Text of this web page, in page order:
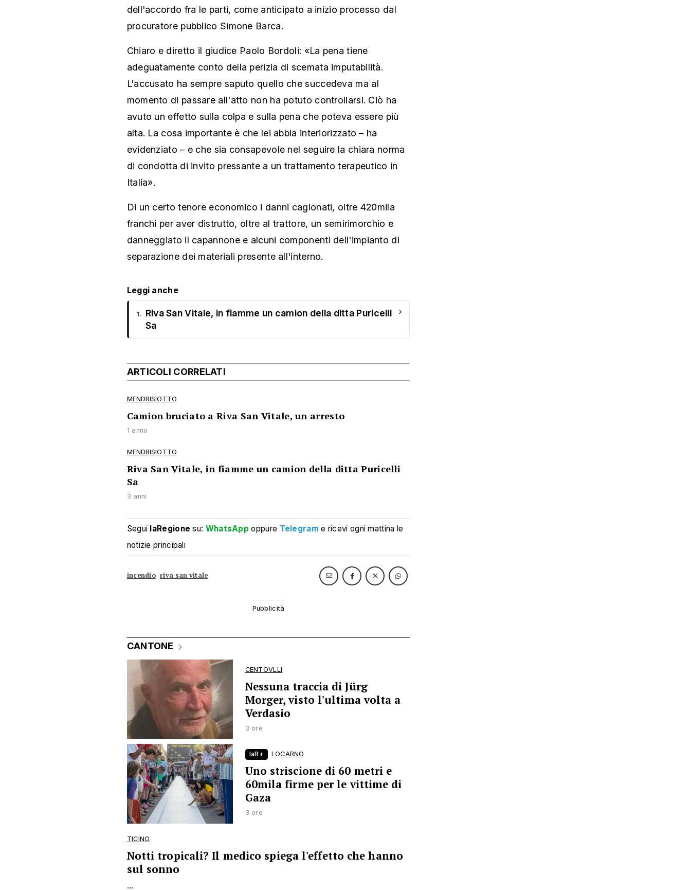
dell'accordo fra le parti, come anticipato a inizio processo dal
procuratore pubblico Simone Barca.
Chiaro e diretto il giudice Paolo Bordoli: «La pena tiene
adeguatamente conto della perizia di scemata imputabilità.
L'accusato ha sempre saputo quello che succedeva ma al
momento di passare all'atto non ha potuto controllarsi. Ciò ha
avuto un effetto sulla colpa e sulla pena che poteva essere più
alta. La cosa importante è che lei abbia interiorizzato – ha
evidenziato – e che sia consapevole nel seguire la chiara norma
di condotta di invito pressante a un trattamento terapeutico in
Italia».
Di un certo tenore economico i danni cagionati, oltre 420mila
franchi per aver distrutto, oltre al trattore, un semirimorchio e
danneggiato il capannone e alcuni componenti dell'impianto di
separazione dei materiali presente all'interno.
Leggi anche
1.
Riva San Vitale, in fiamme un camion della ditta Puricelli
Sa
›
ARTICOLI CORRELATI
MENDRISIOTTO
Camion bruciato a Riva San Vitale, un arresto
1 anno
MENDRISIOTTO
Riva San Vitale, in fiamme un camion della ditta Puricelli
Sa
3 anni
Segui laRegione su: WhatsApp oppure Telegram e ricevi ogni mattina le
notizie principali
incendio riva san vitale
CANTONE
CENTOVLLI
Nessuna traccia di Jürg
Morger, visto l'ultima volta a
Verdasio
3 ore
laR+ LOCARNO
Uno striscione di 60 metri e
60mila firme per le vittime di
Gaza
3 ore
TICINO
Notti tropicali? Il medico spiega l'effetto che hanno
sul sonno
...